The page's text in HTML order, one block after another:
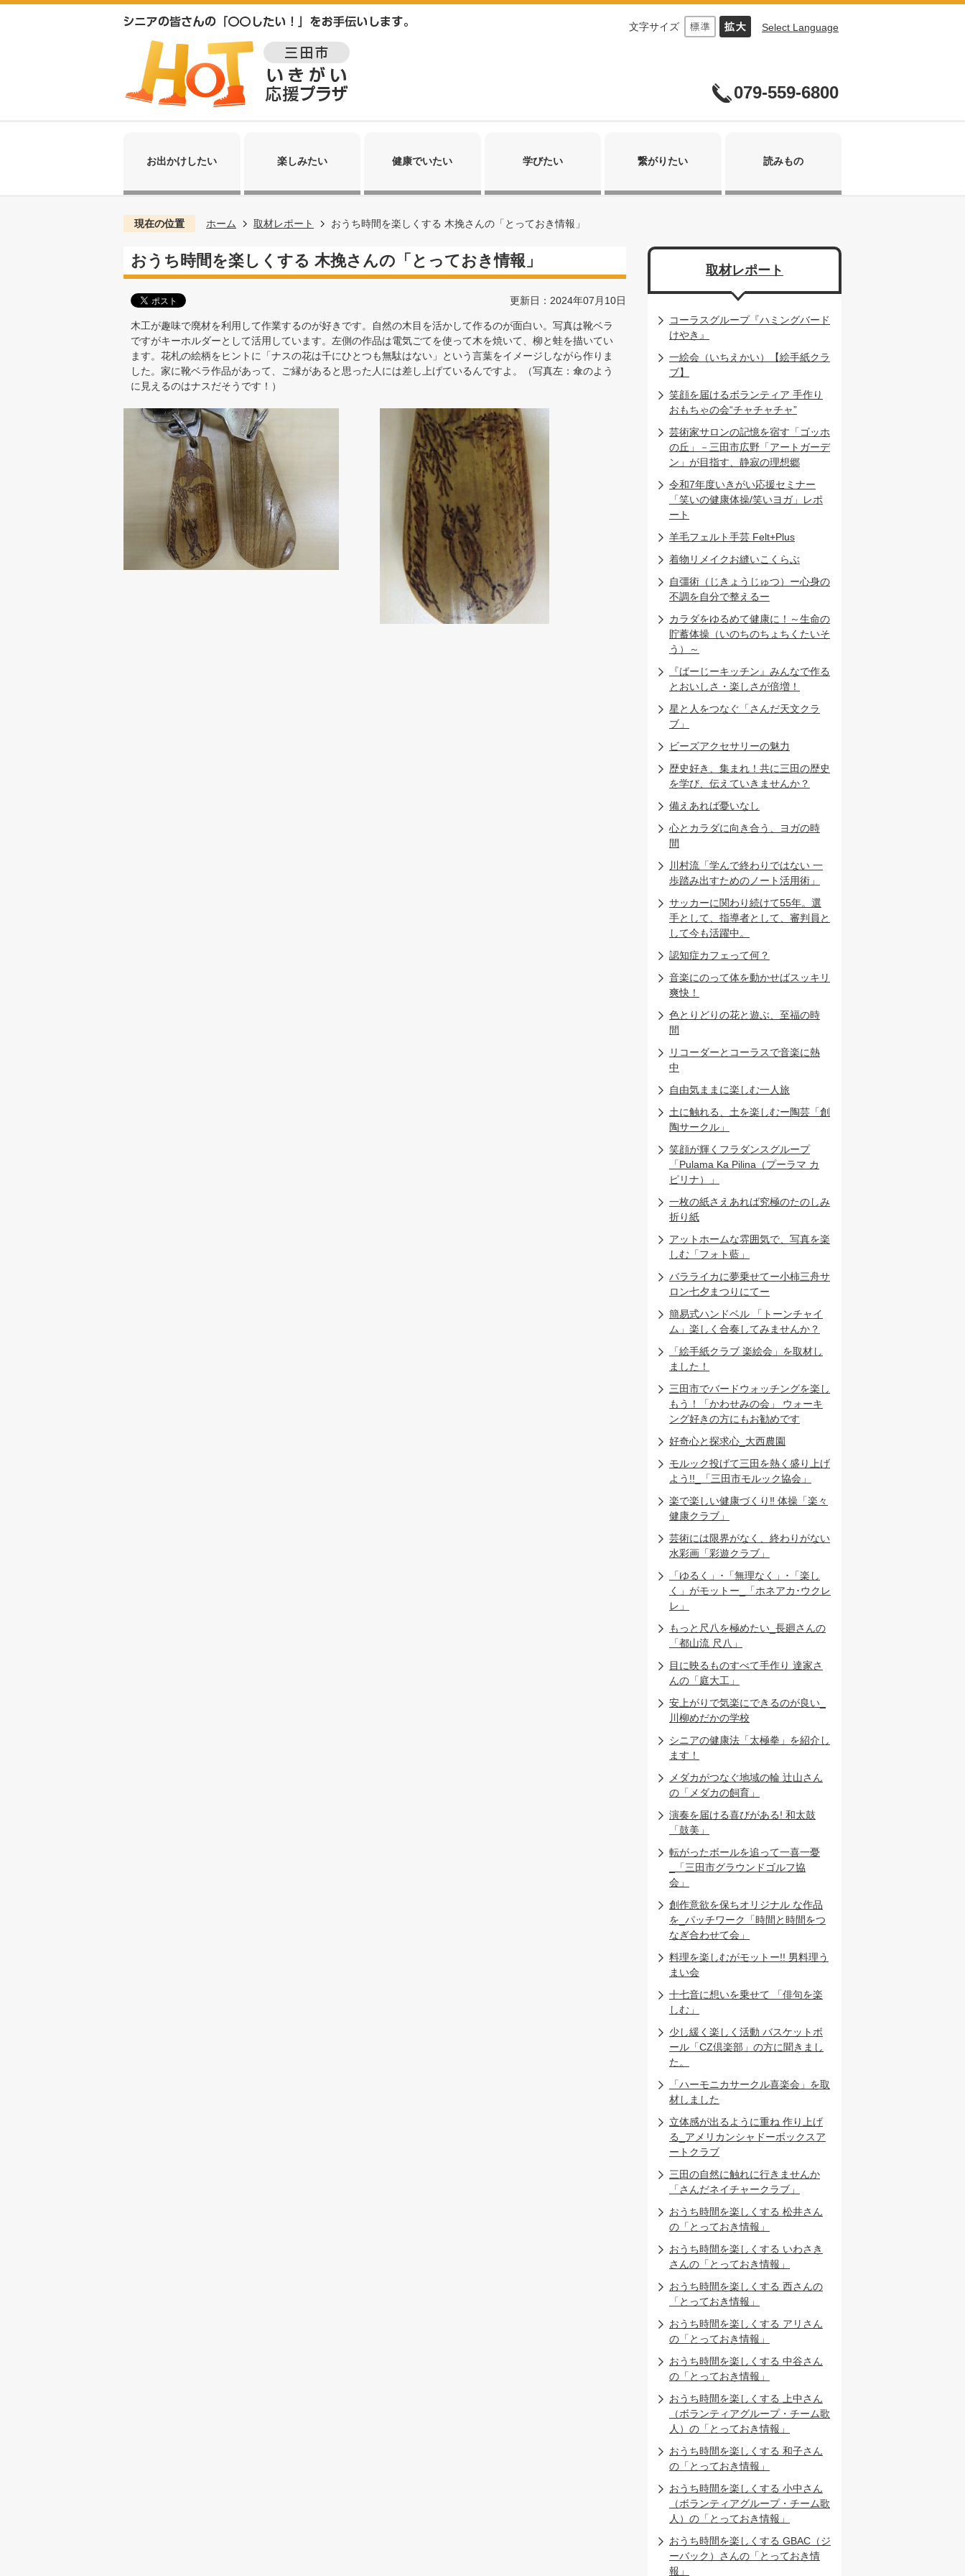
文字サイズ Select Language
079-559-6800
お出かけしたい 楽しみたい 健康でいたい 学びたい 繋がりたい 読みもの
現在の位置 ホーム 取材レポート おうち時間を楽しくする 木挽さんの「とっておき情報」
おうち時間を楽しくする 木挽さんの「とっておき情報」
更新日：2024年07月10日
木工が趣味で廃材を利用して作業するのが好きです。自然の木目を活かして作るのが面白い。写真は靴ベラ
ですがキーホルダーとして活用しています。左側の作品は電気ごてを使って木を焼いて、柳と蛙を描いてい
ます。花札の絵柄をヒントに「ナスの花は千にひとつも無駄はない」という言葉をイメージしながら作りま
した。家に靴ベラ作品があって、ご縁があると思った人には差し上げているんですよ。（写真左：傘のよう
に見えるのはナスだそうです！）
取材レポート
コーラスグループ『ハミングバード
けやき』
一絵会（いちえかい）【絵手紙クラ
ブ】
笑顔を届けるボランティア 手作り
おもちゃの会“チャチャチャ”
芸術家サロンの記憶を宿す「ゴッホ
の丘」－三田市広野「アートガーデ
ン」が目指す、静寂の理想郷
令和7年度いきがい応援セミナー
「笑いの健康体操/笑いヨガ」レポ
ート
羊毛フェルト手芸 Felt+Plus
着物リメイクお縫いこくらぶ
自彊術（じきょうじゅつ）ー心身の
不調を自分で整えるー
カラダをゆるめて健康に！～生命の
貯蓄体操（いのちのちょちくたいそ
う）～
『ばーじーキッチン』みんなで作る
とおいしさ・楽しさが倍増！
星と人をつなぐ「さんだ天文クラ
ブ」
ビーズアクセサリーの魅力
歴史好き、集まれ！共に三田の歴史
を学び、伝えていきませんか？
備えあれば憂いなし
心とカラダに向き合う、ヨガの時
間
川村流「学んで終わりではない 一
歩踏み出すためのノート活用術」
サッカーに関わり続けて55年。選
手として、指導者として、審判員と
して今も活躍中。
認知症カフェって何？
音楽にのって体を動かせばスッキリ
爽快！
色とりどりの花と遊ぶ、至福の時
間
リコーダーとコーラスで音楽に熱
中
自由気ままに楽しむ一人旅
土に触れる、土を楽しむー陶芸「創
陶サークル」
笑顔が輝くフラダンスグループ
「Pulama Ka Pilina（プーラマ カ
ピリナ）」
一枚の紙さえあれば究極のたのしみ
折り紙
アットホームな雰囲気で、写真を楽
しむ「フォト藍」
バラライカに夢乗せてー小柿三舟サ
ロン七夕まつりにてー
簡易式ハンドベル 「トーンチャイ
ム」楽しく合奏してみませんか？
「絵手紙クラブ 楽絵会」を取材し
ました！
三田市でバードウォッチングを楽し
もう！「かわせみの会」 ウォーキ
ング好きの方にもお勧めです
好奇心と探求心_大西農園
モルック投げて三田を熱く盛り上げ
よう!!_「三田市モルック協会」
楽で楽しい健康づくり‼ 体操「楽々
健康クラブ」
芸術には限界がなく、終わりがない
水彩画「彩遊クラブ」
「ゆるく」･「無理なく」･「楽し
く」がモットー_「ホネアカ･ウクレ
レ」
もっと尺八を極めたい_長廻さんの
「都山流 尺八」
目に映るものすべて手作り 達家さ
んの「庭大工」
安上がりで気楽にできるのが良い_
川柳めだかの学校
シニアの健康法「太極拳」を紹介し
ます！
メダカがつなぐ地域の輪 辻山さん
の「メダカの飼育」
演奏を届ける喜びがある! 和太鼓
「鼓美」
転がったボールを追って一喜一憂
_「三田市グラウンドゴルフ協
会」
創作意欲を保ちオリジナル な作品
を_パッチワーク「時間と時間をつ
なぎ合わせて会」
料理を楽しむがモットー!! 男料理う
まい会
十七音に想いを乗せて 「俳句を楽
しむ」
少し緩く楽しく活動 バスケットボ
ール「CZ倶楽部」の方に聞きまし
た。
「ハーモニカサークル喜楽会」を取
材しました
立体感が出るように重ね 作り上げ
る_アメリカンシャドーボックスア
ートクラブ
三田の自然に触れに行きませんか
「さんだネイチャークラブ」
おうち時間を楽しくする 松井さん
の「とっておき情報」
おうち時間を楽しくする いわさき
さんの「とっておき情報」
おうち時間を楽しくする 西さんの
「とっておき情報」
おうち時間を楽しくする アリさん
の「とっておき情報」
おうち時間を楽しくする 中谷さん
の「とっておき情報」
おうち時間を楽しくする 上中さん
（ボランティアグループ・チーム歌
人）の「とっておき情報」
おうち時間を楽しくする 和子さん
の「とっておき情報」
おうち時間を楽しくする 小中さん
（ボランティアグループ・チーム歌
人）の「とっておき情報」
おうち時間を楽しくする GBAC（ジ
ーバック）さんの「とっておき情
報」